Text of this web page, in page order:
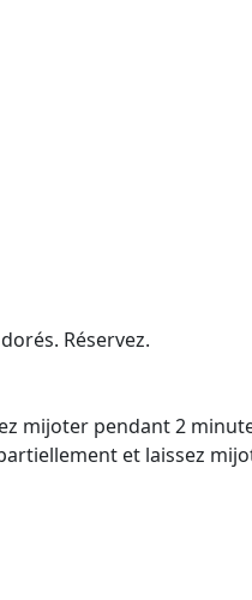
Réservez.
mijoter pendant 2
et laissez